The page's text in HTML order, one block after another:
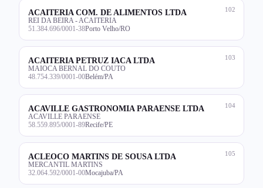
102
ACAITERIA COM. DE ALIMENTOS LTDA
REI DA BEIRA - ACAITERIA
51.384.696/0001-38Porto Velho/RO
103
ACAITERIA PETRUZ IACA LTDA
MAIOCA BERNAL DO COUTO
48.754.339/0001-00Belém/PA
104
ACAVILLE GASTRONOMIA PARAENSE LTDA
ACAVILLE PARAENSE
58.559.895/0001-89Recife/PE
105
ACLEOCO MARTINS DE SOUSA LTDA
MERCANTIL MARTINS
32.064.592/0001-00Mocajuba/PA